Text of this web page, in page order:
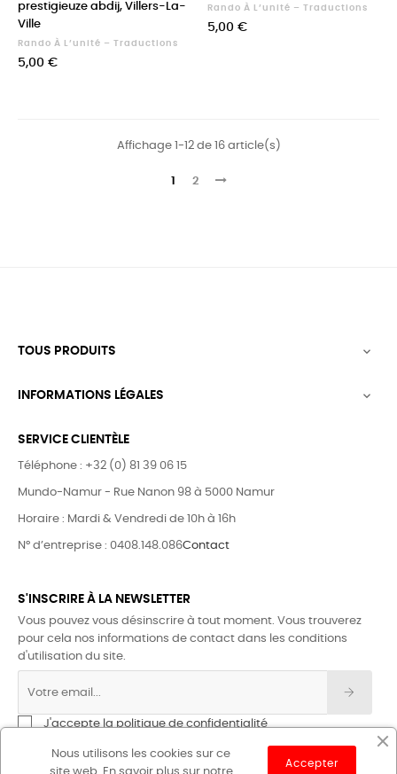
prestigieuze abdij, Villers-La-
Ville
Rando À L’unité – Traductions
Prix
5,00 €
Rando À L’unité – Traductions
Prix
5,00 €
Affichage 1-12 de 16 article(s)
1 2
TOUS PRODUITS 
INFORMATIONS LÉGALES 
SERVICE CLIENTÈLE
Téléphone : +32 (0) 81 39 06 15
Mundo-Namur - Rue Nanon 98 à 5000 Namur
Horaire : Mardi & Vendredi de 10h à 16h
N° d’entreprise : 0408.148.086Contact
S'INSCRIRE À LA NEWSLETTER
Vous pouvez vous désinscrire à tout moment. Vous trouverez
pour cela nos informations de contact dans les conditions
d'utilisation du site.
J'accepte la politique de confidentialité
Nous utilisons les cookies sur ce
Accepter